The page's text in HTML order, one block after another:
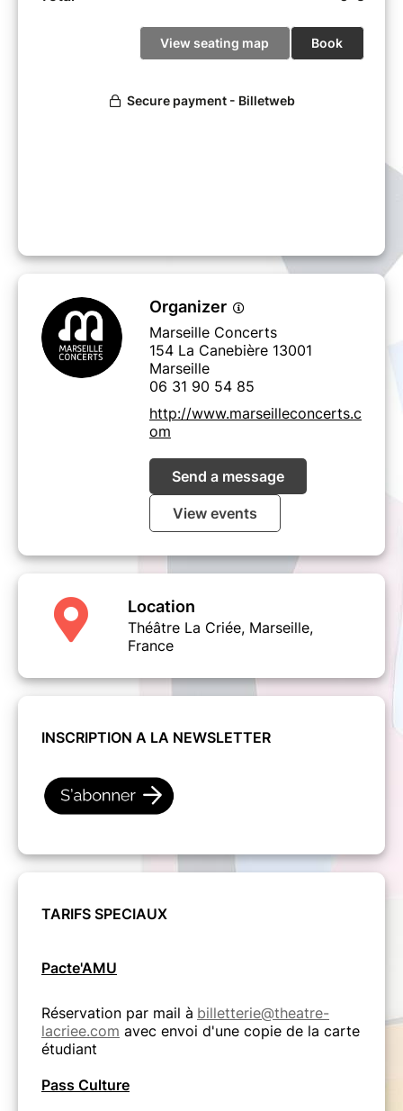
Organizer
Marseille Concerts
154 La Canebière 13001
Marseille
06 31 90 54 85
http://www.marseilleconcerts.c
om
Send a message
View events
Location
Théâtre La Criée, Marseille,
France
INSCRIPTION A LA NEWSLETTER
TARIFS SPECIAUX
Pacte'AMU
Réservation par mail à billetterie@theatre-
lacriee.com avec envoi d'une copie de la carte
étudiant
Pass Culture